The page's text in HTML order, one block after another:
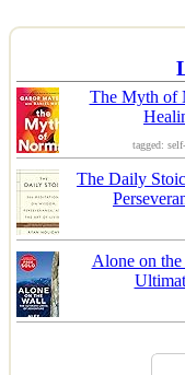
The Myth of
tagged:
The Daily
Alone on